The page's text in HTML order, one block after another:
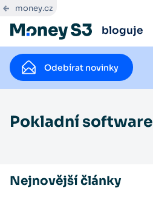
money.cz
bloguje
Odebírat novinky
Pokladní software
Nejnovější články